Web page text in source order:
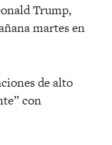
Trump,
martes en
de alto
con